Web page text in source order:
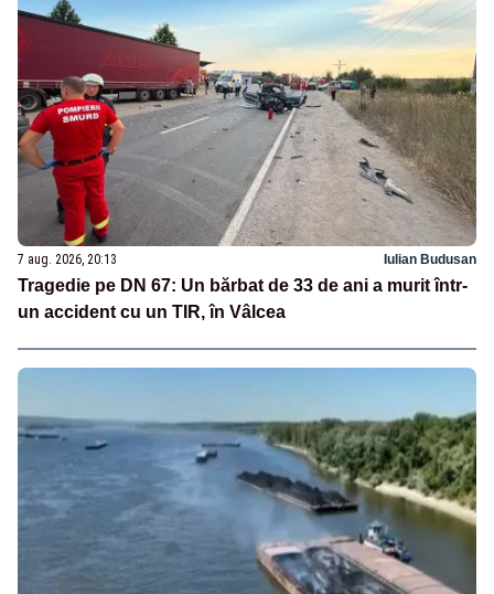
7 aug. 2026, 20:13 Iulian Budusan
Tragedie pe DN 67: Un bărbat de 33 de ani a murit într-
un accident cu un TIR, în Vâlcea